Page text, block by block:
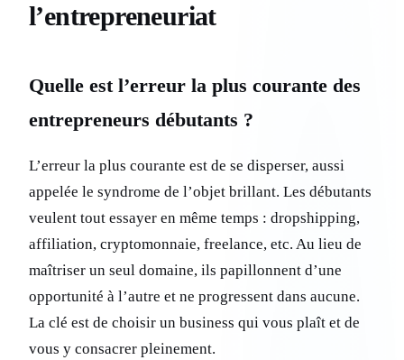
l’entrepreneuriat
Quelle est l’erreur la plus courante des
entrepreneurs débutants ?
L’erreur la plus courante est de se disperser, aussi
appelée le syndrome de l’objet brillant. Les débutants
veulent tout essayer en même temps : dropshipping,
affiliation, cryptomonnaie, freelance, etc. Au lieu de
maîtriser un seul domaine, ils papillonnent d’une
opportunité à l’autre et ne progressent dans aucune.
La clé est de choisir un business qui vous plaît et de
vous y consacrer pleinement.